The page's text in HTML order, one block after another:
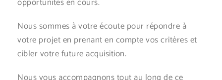
Nous sommes à votre écoute pour répondre à
votre projet en prenant en compte vos critères et
cibler votre future acquisition.